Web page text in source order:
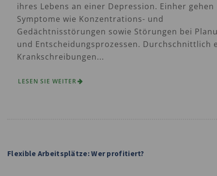
ihres Lebens an einer Depression. Einher gehen
Symptome wie Konzentrations- und
Gedächtnisstörungen sowie Störungen bei
und Entscheidungsprozessen. Durchschnittlich
Krankschreibungen...
LESEN SIE WEITER
Flexible Arbeitsplätze: Wer profitiert?